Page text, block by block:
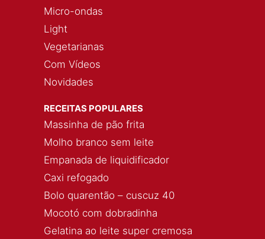
Micro-ondas
Light
Vegetarianas
Com Vídeos
Novidades
RECEITAS POPULARES
Massinha de pão frita
Molho branco sem leite
Empanada de liquidificador
Caxi refogado
Bolo quarentão – cuscuz 40
Mocotó com dobradinha
Gelatina ao leite super cremosa